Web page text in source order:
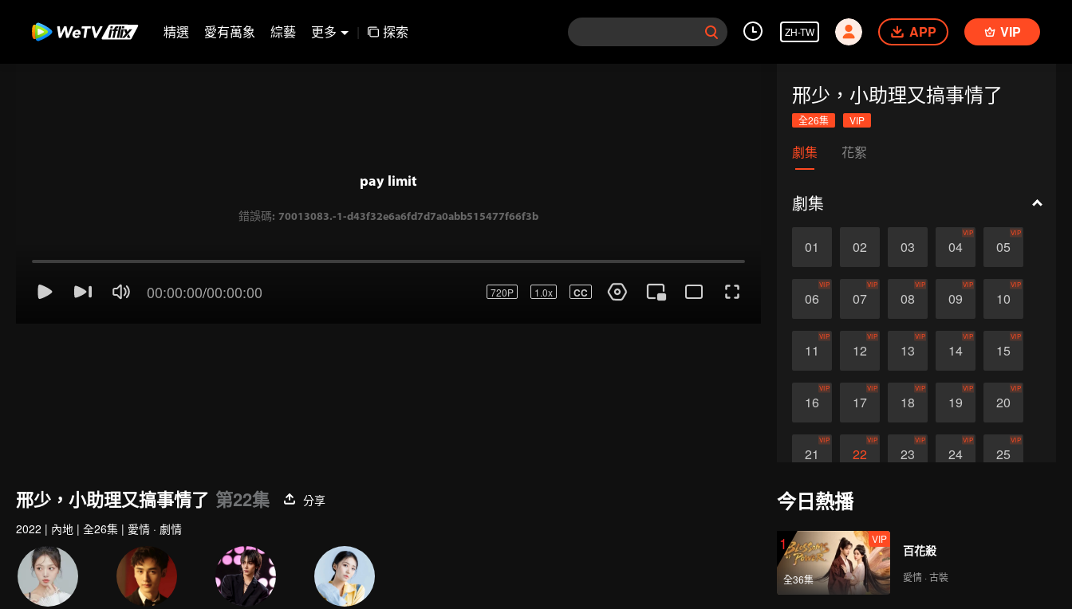
精選 愛有萬象 綜藝 更多 | 探索 ZH-TW APP VIP
pay limit
錯誤碼: 70013083.-1-d43f32e6a6fd7d7a0abb515477f66f3b
00:00:00/00:00:00 720P 1.0x CC
邢少，小助理又搞事情了
全26集 VIP
劇集 花絮
劇集
01 02 03 04
VIP
05
VIP
06
VIP
07
VIP
08
VIP
09
VIP
10
VIP
11
VIP
12
VIP
13
VIP
14
VIP
15
VIP
16
VIP
17
VIP
18
VIP
19
VIP
20
VIP
21
VIP
22
VIP
23
VIP
24
VIP
25
VIP
26
VIP
邢少，小助理又搞事情了 第22集
分享
2022 | 內地 | 全26集 | 愛情 · 劇情
今日熱播
1
全36集
VIP
百花殺
愛情 · 古裝